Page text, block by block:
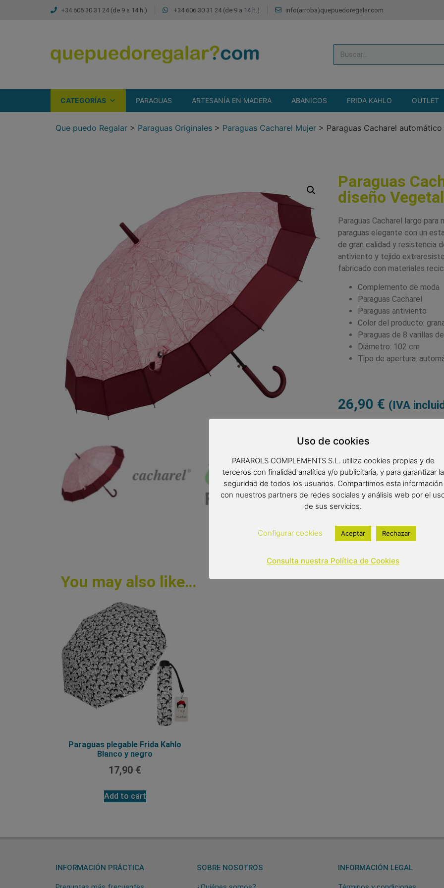
+34 606 30 31 24 (de 9 a 14 h.) +34 606 30 31 24 (de 9 a 14 h.) info(arroba)quepuedoregalar.com
CATEGORÍAS PARAGUAS ARTESANÍA EN MADERA ABANICOS FRIDA KAHLO OUTLET
Que puedo Regalar > Paraguas Originales > Paraguas Cacharel Mujer > Paraguas Cacharel
Paraguas
diseño
Paraguas Cacharel largo
paraguas elegante con un
de gran calidad y resistencia
antiviento y tejido
fabricado con materiales
Complemento de moda
Paraguas Cacharel
Paraguas antiviento
Color del producto:
Paraguas de 8 varillas
Diámetro: 102 cm
Tipo de apertura:
26,90 € (IVA
You may also like…
Paraguas plegable Frida Kahlo
Blanco y negro
17,90 €
Add to cart
INFORMACIÓN PRÁCTICA SOBRE NOSOTROS INFORMACIÓN LEGAL
Uso de cookies
PARAROLS COMPLEMENTS S.L. utiliza cookies propias y de
terceros con finalidad analítica y/o publicitaria, y para garantizar la
seguridad de todos los usuarios. Compartimos esta información
con nuestros partners de redes sociales y análisis web por el
de sus servicios.
Configurar cookies Aceptar Rechazar
Consulta nuestra Política de Cookies